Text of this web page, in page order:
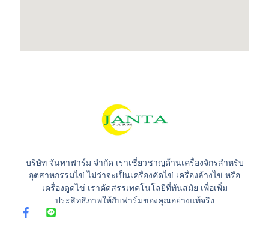
บริษัท จันทาฟาร์ม จำกัด เราเชี่ยวชาญด้านเครื่องจักรสำหรับ
อุตสาหกรรมไข่ ไม่ว่าจะเป็นเครื่องคัดไข่ เครื่องล้างไข่ หรือ
เครื่องดูดไข่ เราคัดสรรเทคโนโลยีที่ทันสมัย เพื่อเพิ่ม
ประสิทธิภาพให้กับฟาร์มของคุณอย่างแท้จริง